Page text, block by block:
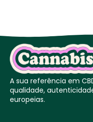
A sua referência em
qualidade,
europeias.